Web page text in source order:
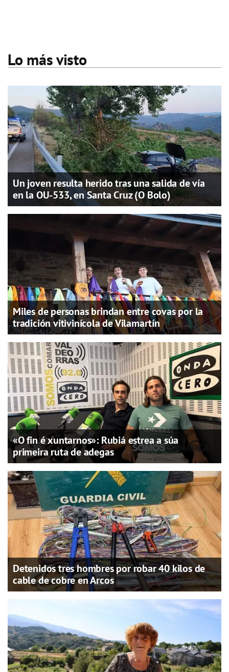
Lo más visto
Un joven resulta herido tras una salida de vía
en la OU-533, en Santa Cruz (O Bolo)
Miles de personas brindan entre covas por la
tradición vitivinícola de Vilamartín
«O fin é xuntarnos»: Rubiá estrea a súa
primeira ruta de adegas
Detenidos tres hombres por robar 40 kilos de
cable de cobre en Arcos